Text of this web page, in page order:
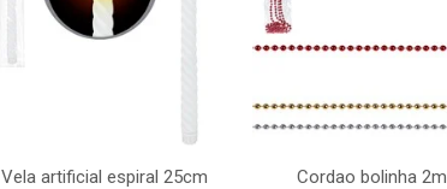
Vela artificial espiral 25cm Cordao bolinha 2m